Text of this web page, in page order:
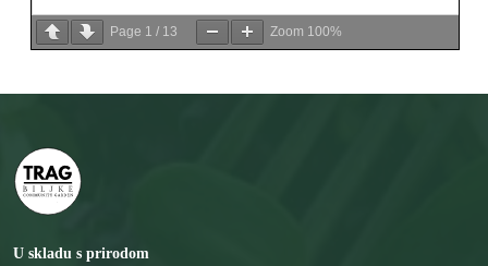
Page 1 / 13 Zoom 100%
U skladu s prirodom